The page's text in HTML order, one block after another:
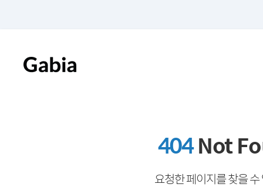
404Not
요청한 페이지를 찾을